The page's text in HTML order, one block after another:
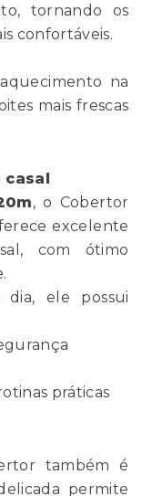
tornando os
confortáveis.
na
mais frescas
, o Cobertor
excelente
com ótimo
ele possui
práticas
também é
permite